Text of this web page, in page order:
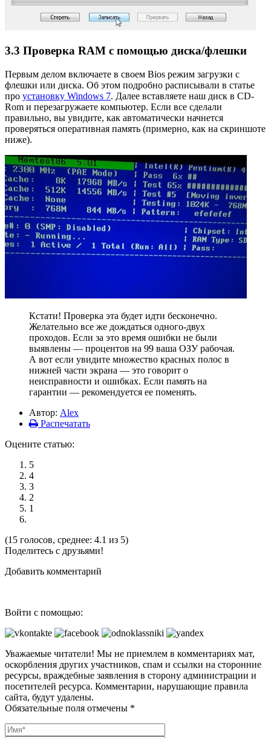
3.3 Проверка RAM с помощью диска/флешки
Первым делом включаете в своем Bios режим загрузки с
флешки или диска. Об этом подробно расписывали в статье
про установку Windows 7. Далее вставляете наш диск в CD-
Rom и перезагружаете компьютер. Если все сделали
правильно, вы увидите, как автоматически начнется
проверяться оперативная память (примерно, как на скриншоте
ниже).
Кстати! Проверка эта будет идти бесконечно.
Желательно все же дождаться одного-двух
проходов. Если за это время ошибки не были
выявлены — процентов на 99 ваша ОЗУ рабочая.
А вот если увидите множество красных полос в
нижней части экрана — это говорит о
неисправности и ошибках. Если память на
гарантии — рекомендуется ее поменять.
Автор: Alex
Распечатать
Оцените статью:
5
4
3
2
1
(15 голосов, среднее: 4.1 из 5)
Поделитесь с друзьями!
Добавить комментарий
Войти с помощью:
Уважаемые читатели! Мы не приемлем в комментариях мат,
оскорбления других участников, спам и ссылки на сторонние
ресурсы, враждебные заявления в сторону администрации и
посетителей ресурса. Комментарии, нарушающие правила
сайта, будут удалены.
Обязательные поля отмечены *